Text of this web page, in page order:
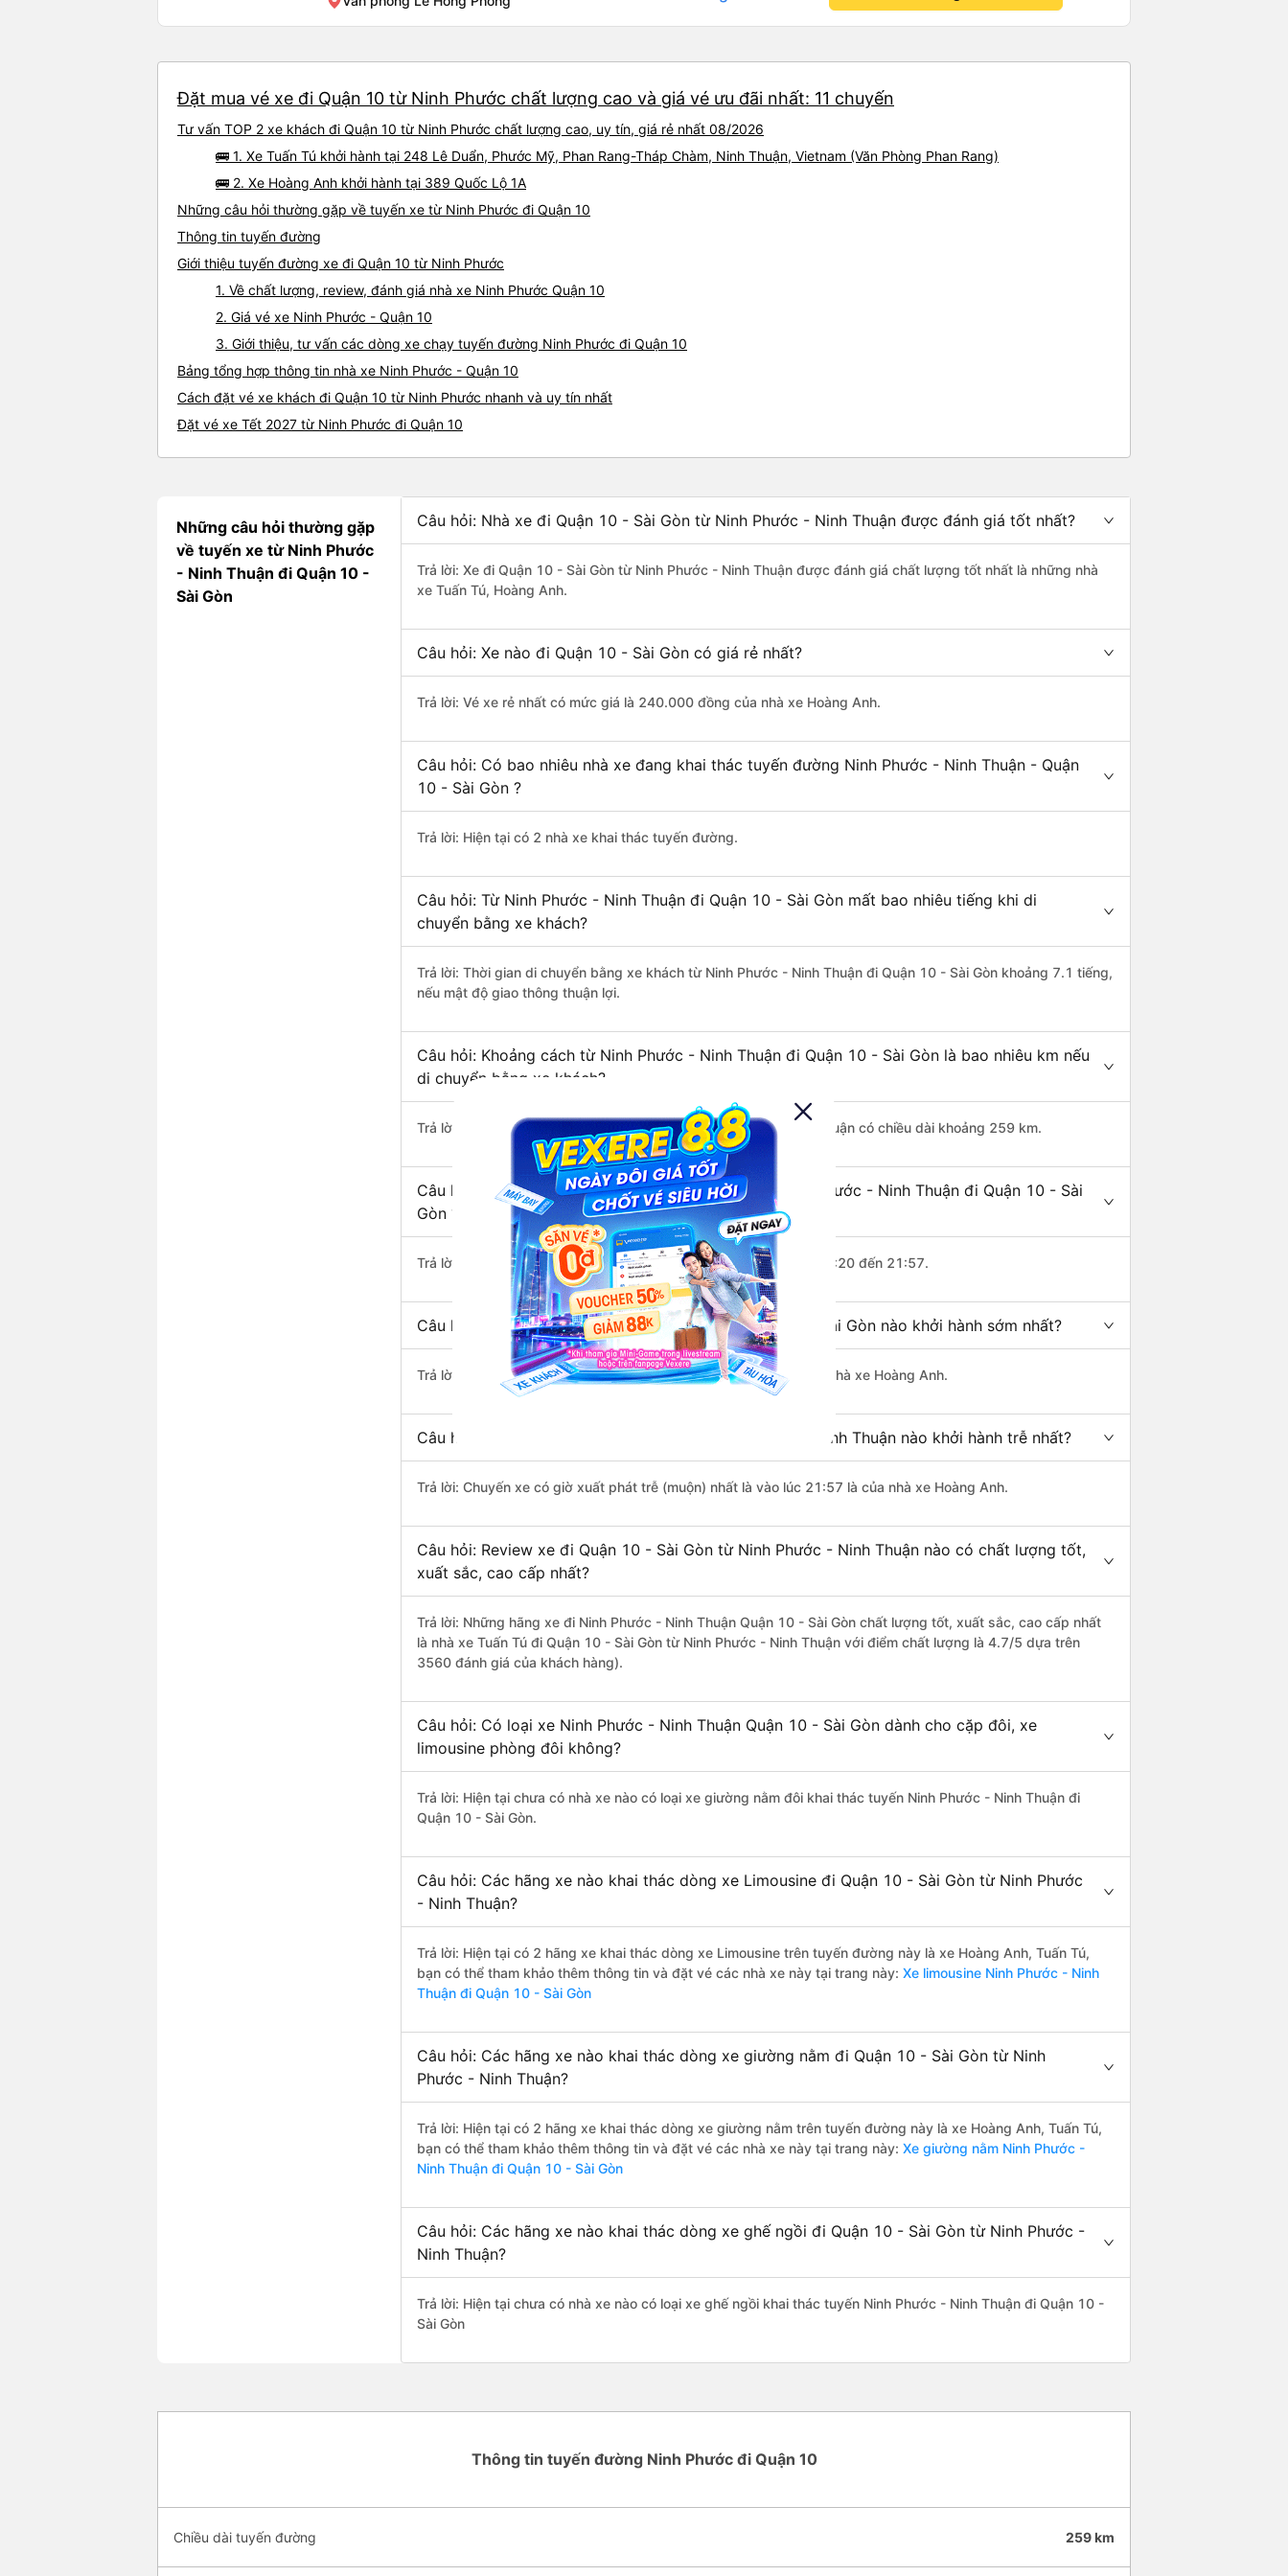
Đặt mua vé xe đi Quận 10 từ Ninh Phước chất lượng cao và giá vé ưu đãi nhất: 11 chuyến
Tư vấn TOP 2 xe khách đi Quận 10 từ Ninh Phước chất lượng cao, uy tín, giá rẻ nhất 08/2026
🚌 1. Xe Tuấn Tú khởi hành tại 248 Lê Duẩn, Phước Mỹ, Phan Rang-Tháp Chàm, Ninh Thuận, Vietnam (Văn Phòng Phan Rang)
🚌 2. Xe Hoàng Anh khởi hành tại 389 Quốc Lộ 1A
Những câu hỏi thường gặp về tuyến xe từ Ninh Phước đi Quận 10
Thông tin tuyến đường
Giới thiệu tuyến đường xe đi Quận 10 từ Ninh Phước
1. Về chất lượng, review, đánh giá nhà xe Ninh Phước Quận 10
2. Giá vé xe Ninh Phước - Quận 10
3. Giới thiệu, tư vấn các dòng xe chạy tuyến đường Ninh Phước đi Quận 10
Bảng tổng hợp thông tin nhà xe Ninh Phước - Quận 10
Cách đặt vé xe khách đi Quận 10 từ Ninh Phước nhanh và uy tín nhất
Đặt vé xe Tết 2027 từ Ninh Phước đi Quận 10
Những câu hỏi thường gặp
về tuyến xe từ Ninh Phước
- Ninh Thuận đi Quận 10 -
Sài Gòn
Câu hỏi: Nhà xe đi Quận 10 - Sài Gòn từ Ninh Phước - Ninh Thuận được đánh giá tốt nhất?
Trả lời: Xe đi Quận 10 - Sài Gòn từ Ninh Phước - Ninh Thuận được đánh giá chất lượng tốt nhất là những nhà
xe Tuấn Tú, Hoàng Anh.
Câu hỏi: Xe nào đi Quận 10 - Sài Gòn có giá rẻ nhất?
Trả lời: Vé xe rẻ nhất có mức giá là 240.000 đồng của nhà xe Hoàng Anh.
Câu hỏi: Có bao nhiêu nhà xe đang khai thác tuyến đường Ninh Phước - Ninh Thuận - Quận
10 - Sài Gòn ?
Trả lời: Hiện tại có 2 nhà xe khai thác tuyến đường.
Câu hỏi: Từ Ninh Phước - Ninh Thuận đi Quận 10 - Sài Gòn mất bao nhiêu tiếng khi di
chuyển bằng xe khách?
Trả lời: Thời gian di chuyển bằng xe khách từ Ninh Phước - Ninh Thuận đi Quận 10 - Sài Gòn khoảng 7.1 tiếng,
nếu mật độ giao thông thuận lợi.
Câu hỏi: Khoảng cách từ Ninh Phước - Ninh Thuận đi Quận 10 - Sài Gòn là bao nhiêu km nếu
di chuyển bằng xe khách?
Trả lời: Đoạn đường đi Quận 10 - Sài Gòn từ Ninh Phước - Ninh Thuận có chiều dài khoảng 259 km.
Câu hỏi: Mỗi ngày có bao nhiêu chuyến xe khách Ninh Phước - Ninh Thuận đi Quận 10 - Sài
Gòn ?
Trả lời: Trung bình mỗi ngày có khoảng 11 chuyến xe bắt đầu từ 8:20 đến 21:57.
Câu hỏi: Nhà xe đi Ninh Phước - Ninh Thuận Quận 10 - Sài Gòn nào khởi hành sớm nhất?
Trả lời: Chuyến xe có giờ xuất phát sớm nhất vào lúc 8:20 là của nhà xe Hoàng Anh.
Câu hỏi: Nhà xe đi Quận 10 - Sài Gòn từ Ninh Phước - Ninh Thuận nào khởi hành trễ nhất?
Trả lời: Chuyến xe có giờ xuất phát trễ (muộn) nhất là vào lúc 21:57 là của nhà xe Hoàng Anh.
Câu hỏi: Review xe đi Quận 10 - Sài Gòn từ Ninh Phước - Ninh Thuận nào có chất lượng tốt,
xuất sắc, cao cấp nhất?
Trả lời: Những hãng xe đi Ninh Phước - Ninh Thuận Quận 10 - Sài Gòn chất lượng tốt, xuất sắc, cao cấp nhất
là nhà xe Tuấn Tú đi Quận 10 - Sài Gòn từ Ninh Phước - Ninh Thuận với điểm chất lượng là 4.7/5 dựa trên
3560 đánh giá của khách hàng).
Câu hỏi: Có loại xe Ninh Phước - Ninh Thuận Quận 10 - Sài Gòn dành cho cặp đôi, xe
limousine phòng đôi không?
Trả lời: Hiện tại chưa có nhà xe nào có loại xe giường nằm đôi khai thác tuyến Ninh Phước - Ninh Thuận đi
Quận 10 - Sài Gòn.
Câu hỏi: Các hãng xe nào khai thác dòng xe Limousine đi Quận 10 - Sài Gòn từ Ninh Phước
- Ninh Thuận?
Trả lời: Hiện tại có 2 hãng xe khai thác dòng xe Limousine trên tuyến đường này là xe Hoàng Anh, Tuấn Tú,
bạn có thể tham khảo thêm thông tin và đặt vé các nhà xe này tại trang này: Xe limousine Ninh Phước - Ninh
Thuận đi Quận 10 - Sài Gòn
Câu hỏi: Các hãng xe nào khai thác dòng xe giường nằm đi Quận 10 - Sài Gòn từ Ninh
Phước - Ninh Thuận?
Trả lời: Hiện tại có 2 hãng xe khai thác dòng xe giường nằm trên tuyến đường này là xe Hoàng Anh, Tuấn Tú,
bạn có thể tham khảo thêm thông tin và đặt vé các nhà xe này tại trang này: Xe giường nằm Ninh Phước -
Ninh Thuận đi Quận 10 - Sài Gòn
Câu hỏi: Các hãng xe nào khai thác dòng xe ghế ngồi đi Quận 10 - Sài Gòn từ Ninh Phước -
Ninh Thuận?
Trả lời: Hiện tại chưa có nhà xe nào có loại xe ghế ngồi khai thác tuyến Ninh Phước - Ninh Thuận đi Quận 10 -
Sài Gòn
Thông tin tuyến đường Ninh Phước đi Quận 10
Chiều dài tuyến đường 259 km